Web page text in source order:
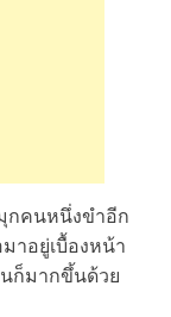
กคนหนึ่งขำอีก
าอยู่เบื้องหน้า
ก็มากขึ้นด้วย